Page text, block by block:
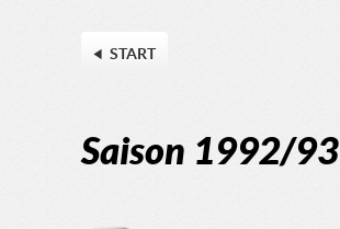
START
Saison 1992/93